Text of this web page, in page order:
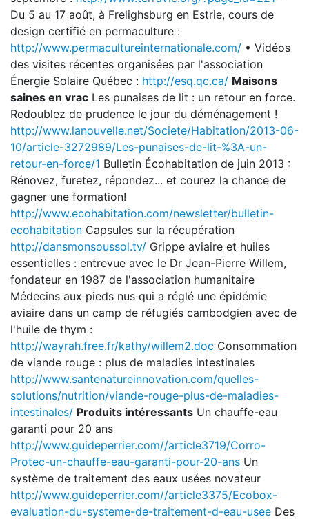
Du 5 au 17 août, à Frelighsburg en Estrie, cours de
design certifié en permaculture :
http://www.permacultureinternationale.com/ • Vidéos
des visites récentes organisées par l'association
Énergie Solaire Québec : http://esq.qc.ca/ Maisons
saines en vrac Les punaises de lit : un retour en force.
Redoublez de prudence le jour du déménagement !
http://www.lanouvelle.net/Societe/Habitation/2013-06-
10/article-3272989/Les-punaises-de-lit-%3A-un-
retour-en-force/1 Bulletin Écohabitation de juin 2013 :
Rénovez, furetez, répondez... et courez la chance de
gagner une formation!
http://www.ecohabitation.com/newsletter/bulletin-
ecohabitation Capsules sur la récupération
http://dansmonsoussol.tv/ Grippe aviaire et huiles
essentielles : entrevue avec le Dr Jean-Pierre Willem,
fondateur en 1987 de l'association humanitaire
Médecins aux pieds nus qui a réglé une épidémie
aviaire dans un camp de réfugiés cambodgien avec de
l'huile de thym :
http://wayrah.free.fr/kathy/willem2.doc Consommation
de viande rouge : plus de maladies intestinales
http://www.santenatureinnovation.com/quelles-
solutions/nutrition/viande-rouge-plus-de-maladies-
intestinales/ Produits intéressants Un chauffe-eau
garanti pour 20 ans
http://www.guideperrier.com//article3719/Corro-
Protec-un-chauffe-eau-garanti-pour-20-ans Un
système de traitement des eaux usées novateur
http://www.guideperrier.com//article3375/Ecobox-
evaluation-du-systeme-de-traitement-d-eau-usee Des